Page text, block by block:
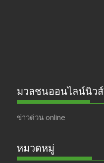
มวลชนออนไลน์นิวส์
ข่าวด่วน online
หมวดหมู่